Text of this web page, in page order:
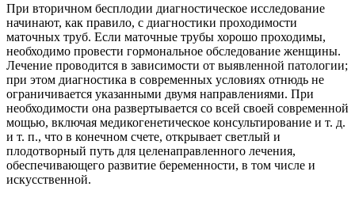
При вторичном бесплодии диагностическое исследование
начинают, как правило, с диагностики проходимости
маточных труб. Если маточные трубы хорошо проходимы,
необходимо провести гормональное обследование женщины.
Лечение проводится в зависимости от выявленной патологии;
при этом диагностика в современных условиях отнюдь не
ограничивается указанными двумя направлениями. При
необходимости она развертывается со всей своей современной
мощью, включая медикогенетическое консультирование и т. д.
и т. п., что в конечном счете, открывает светлый и
плодотворный путь для целенаправленного лечения,
обеспечивающего развитие беременности, в том числе и
искусственной.